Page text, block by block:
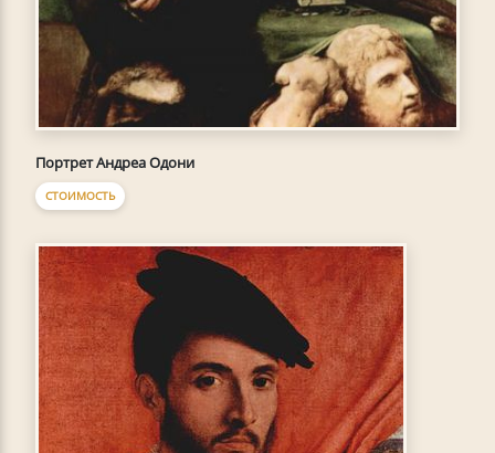
Портрет Андреа Одони
СТОИМОСТЬ